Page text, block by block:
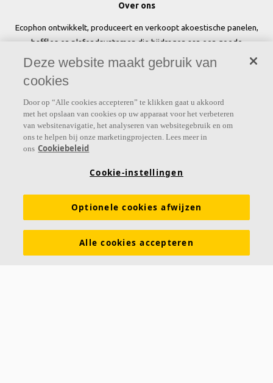
Over ons
Ecophon ontwikkelt, produceert en verkoopt akoestische panelen,
baffles en plafondsystemen die bijdragen aan een goede
werkomgeving door het welzijn en de prestaties van mensen te
verbeteren.
Prijslijst Kennis akoestiek
Functionele eigenschappen Kleuren en oppervlakken
Tools & Services DOP (Declarations of Performance)
Deze website maakt gebruik van
cookies
Door op “Alle cookies accepteren” te klikken gaat u akkoord
met het opslaan van cookies op uw apparaat voor het verbeteren
van websitenavigatie, het analyseren van websitegebruik en om
ons te helpen bij onze marketingprojecten. Lees meer in
ons Cookiebeleid
Cookie-instellingen
Optionele cookies afwijzen
Alle cookies accepteren